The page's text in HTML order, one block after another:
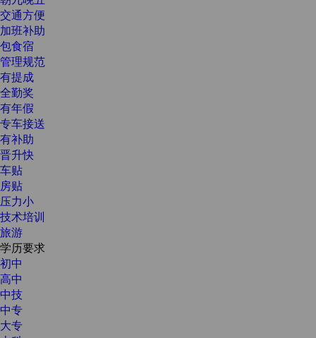
交通方便
加班补助
包食宿
管理规范
有提成
全勤奖
有年假
专车接送
有补助
晋升快
车贴
房贴
压力小
技术培训
旅游
学历要求
初中
高中
中技
中专
大专